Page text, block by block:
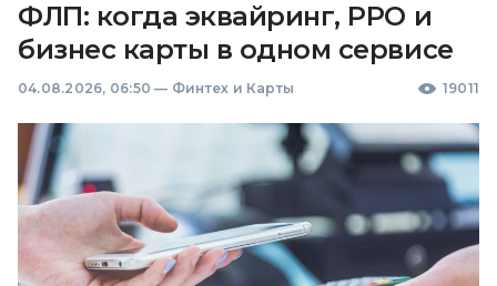
ФЛП: когда эквайринг, РРО и
бизнес карты в одном сервисе
04.08.2026, 06:50 — Финтех и Карты 19011